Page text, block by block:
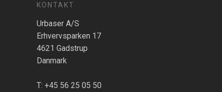
KONTAKT
Urbaser A/S
Erhvervsparken 17
4621 Gadstrup
Danmark
T: +45 56 25 05 50